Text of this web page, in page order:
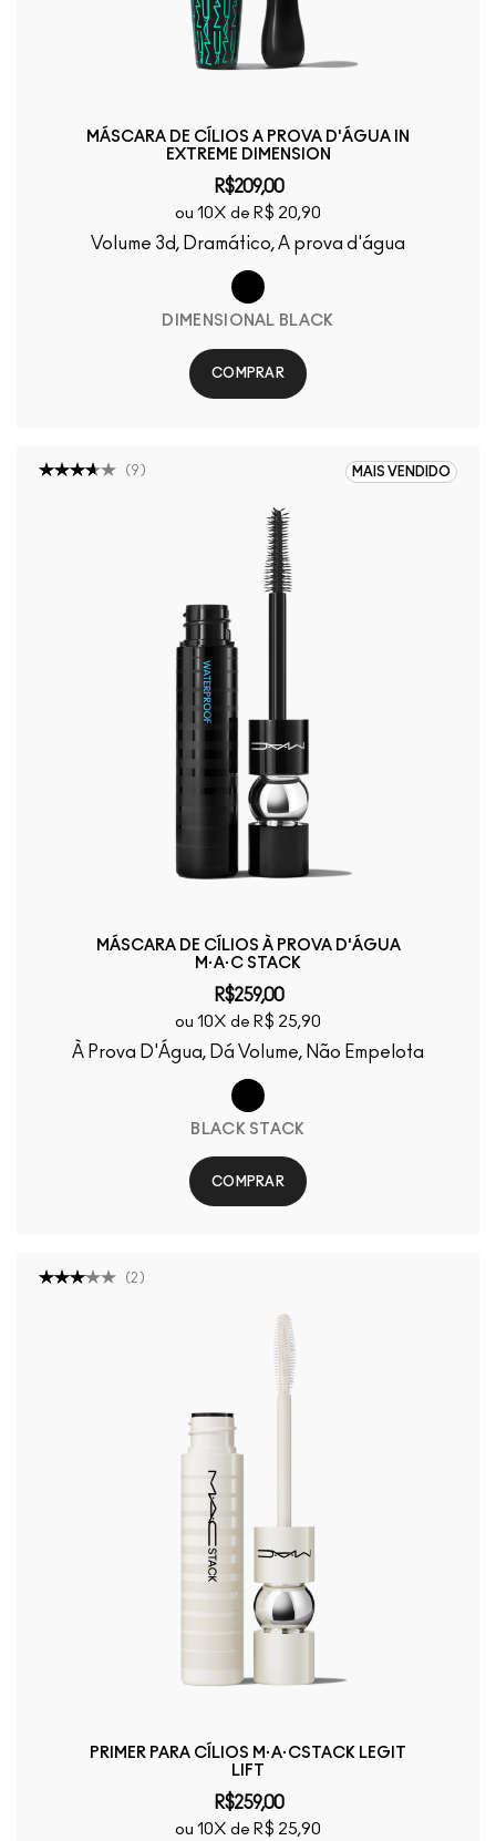
MÁSCARA DE CÍLIOS A PROVA D'ÁGUA IN
EXTREME DIMENSION
R$209,00
ou 10X de R$ 20,90
Volume 3d, Dramático, A prova d'água
DIMENSIONAL BLACK
COMPRAR
MAIS VENDIDO
( 9 )
MÁSCARA DE CÍLIOS À PROVA D'ÁGUA
M·A·C STACK
R$259,00
ou 10X de R$ 25,90
À Prova D'Água, Dá Volume, Não Empelota
BLACK STACK
COMPRAR
( 2 )
PRIMER PARA CÍLIOS M·A·CSTACK LEGIT
LIFT
R$259,00
ou 10X de R$ 25,90